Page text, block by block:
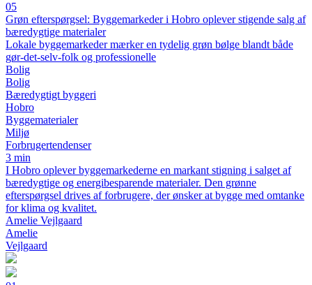
05
Grøn efterspørgsel: Byggemarkeder i Hobro oplever stigende salg af
bæredygtige materialer
Lokale byggemarkeder mærker en tydelig grøn bølge blandt både
gør-det-selv-folk og professionelle
Bolig
Bolig
Bæredygtigt byggeri
Hobro
Byggematerialer
Miljø
Forbrugertendenser
3 min
I Hobro oplever byggemarkederne en markant stigning i salget af
bæredygtige og energibesparende materialer. Den grønne
efterspørgsel drives af forbrugere, der ønsker at bygge med omtanke
for klima og kvalitet.
Amelie Vejlgaard
Amelie
Vejlgaard